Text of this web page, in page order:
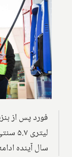
فورد پس از
سال آینده